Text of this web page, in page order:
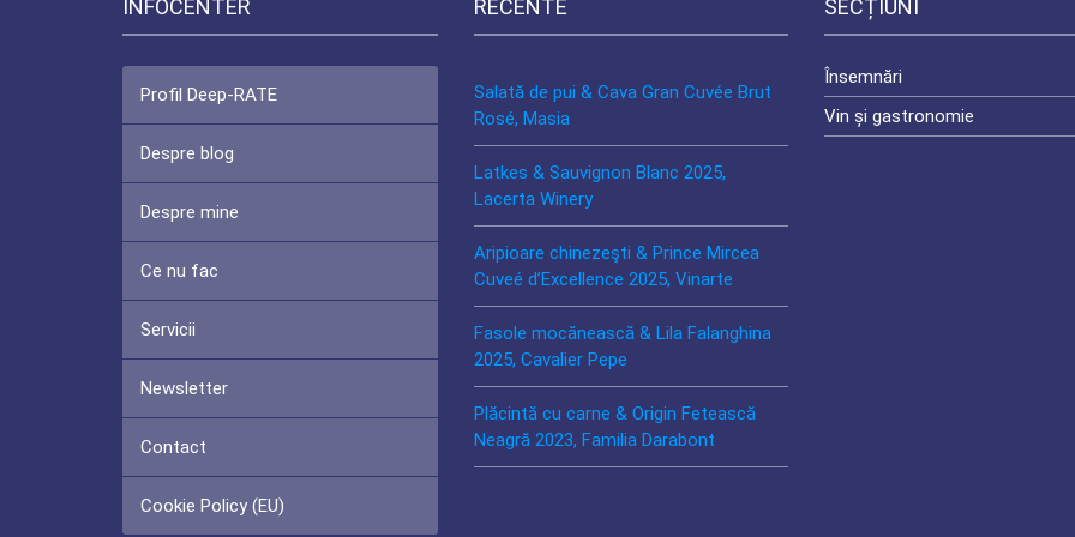
INFOCENTER
Profil Deep-RATE
Despre blog
Despre mine
Ce nu fac
Servicii
Newsletter
Contact
Cookie Policy (EU)
RECENTE
Salată de pui & Cava Gran Cuvée Brut
Rosé, Masia
Latkes & Sauvignon Blanc 2025,
Lacerta Winery
Aripioare chinezeşti & Prince Mircea
Cuveé d’Excellence 2025, Vinarte
Fasole mocănească & Lila Falanghina
2025, Cavalier Pepe
Plăcintă cu carne & Origin Fetească
Neagră 2023, Familia Darabont
SECȚIUNI
Însemnări
Vin și gastronomie